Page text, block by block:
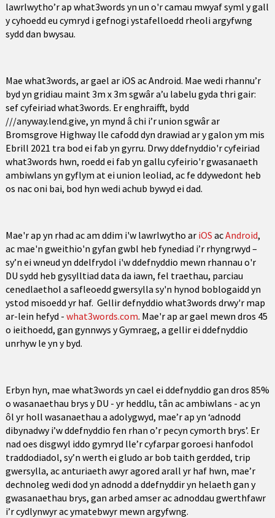
lawrlwytho’r ap what3words yn un o'r camau mwyaf syml y gall
y cyhoedd eu cymryd i gefnogi ystafelloedd rheoli argyfwng
sydd dan bwysau.
Mae what3words, ar gael ar iOS ac Android. Mae wedi rhannu’r
byd yn gridiau maint 3m x 3m sgwâr a’u labelu gyda thri gair:
sef cyfeiriad what3words. Er enghraifft, bydd
///anyway.lend.give, yn mynd â chi i’r union sgwâr ar
Bromsgrove Highway lle cafodd dyn drawiad ar y galon ym mis
Ebrill 2021 tra bod ei fab yn gyrru. Drwy ddefnyddio'r cyfeiriad
what3words hwn, roedd ei fab yn gallu cyfeirio'r gwasanaeth
ambiwlans yn gyflym at ei union leoliad, ac fe ddywedont heb
os nac oni bai, bod hyn wedi achub bywyd ei dad.
Mae'r ap yn rhad ac am ddim i'w lawrlwytho ar iOS acAndroid,
ac mae'n gweithio'n gyfan gwbl heb fynediad i’r rhyngrwyd –
sy’n ei wneud yn ddelfrydol i'w ddefnyddio mewn rhannau o'r
DU sydd heb gysylltiad data da iawn, fel traethau, parciau
cenedlaethol a safleoedd gwersylla sy'n hynod boblogaidd yn
ystod misoedd yr haf. Gellir defnyddio what3words drwy'r map
ar-lein hefyd - what3words.com. Mae'r ap ar gael mewn dros 45
o ieithoedd, gan gynnwys y Gymraeg, a gellir ei ddefnyddio
unrhyw le yn y byd.
Erbyn hyn, mae what3words yn cael ei ddefnyddio gan dros 85%
o wasanaethau brys y DU - yr heddlu, tân ac ambiwlans - ac yn
ôl yr holl wasanaethau a adolygwyd, mae’r ap yn ‘adnodd
dibynadwy i’w ddefnyddio fen rhan o’r pecyn cymorth brys’. Er
nad oes disgwyl iddo gymryd lle’r cyfarpar goroesi hanfodol
traddodiadol, sy’n werth ei gludo ar bob taith gerdded, trip
gwersylla, ac anturiaeth awyr agored arall yr haf hwn, mae’r
dechnoleg wedi dod yn adnodd a ddefnyddir yn helaeth gan y
gwasanaethau brys, gan arbed amser ac adnoddau gwerthfawr
i’r cydlynwyr ac ymatebwyr mewn argyfwng.